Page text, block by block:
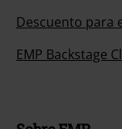
Descuento para
EMP Backstage